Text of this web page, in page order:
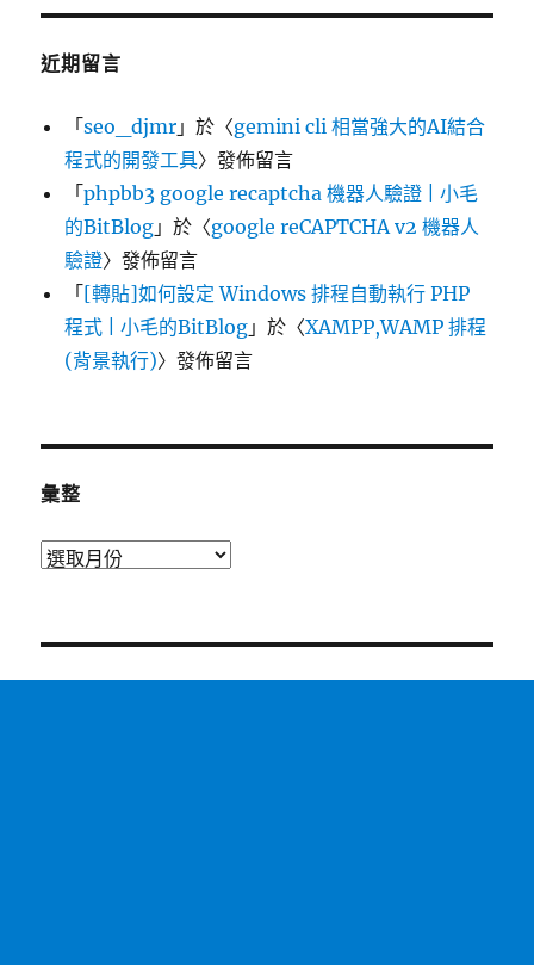
近期留言
「seo_djmr 」於〈gemini cli 相當強大的AI結合
程式的開發工具〉發佈留言
「phpbb3 google recaptcha 機器人驗證 | 小毛
的BitBlog 」於〈google reCAPTCHA v2 機器人
驗證〉發佈留言
「[轉貼]如何設定 Windows 排程自動執行 PHP
程式 | 小毛的BitBlog 」於〈XAMPP,WAMP 排程
(背景執行)〉發佈留言
彙整
彙